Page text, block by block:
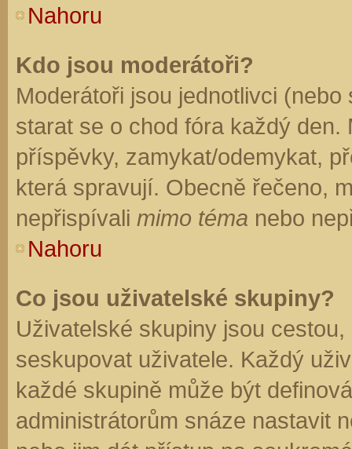
Nahoru
Kdo jsou moderátoři?
Moderátoři jsou jednotlivci
starat se o chod fóra každý
příspěvky, zamykat/odemykat,
která spravují. Obecně řečeno,
nepřispívali mimo téma nebo
Nahoru
Co jsou uživatelské skupiny?
Uživatelské skupiny jsou
seskupovat uživatele. Každý
každé skupině může být
administrátorům snáze nastavit